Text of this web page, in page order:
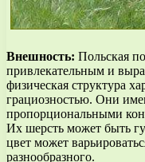
Внешность: Польская
привлекательным и
физическая структура
грациозностью. Они
пропорциональными
Их шерсть может быть
цвет может
разнообразного.